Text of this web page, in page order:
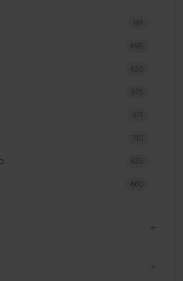
181
695
620
675
671
710
625
660